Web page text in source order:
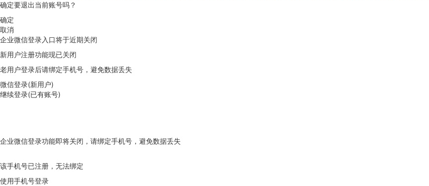
确定要退出当前账号吗？
确定
取消
企业微信登录入口将于近期关闭
新用户注册功能现已关闭
老用户登录后请绑定手机号，避免数据丢失
微信登录(新用户)
继续登录(已有账号)
企业微信登录功能即将关闭，请绑定手机号，避免数据丢失
该手机号已注册，无法绑定
使用手机号登录